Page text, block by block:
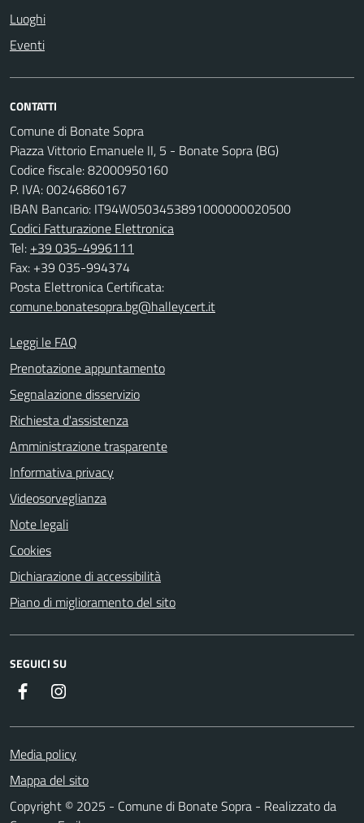
Luoghi
Eventi
CONTATTI
Comune di Bonate Sopra
Piazza Vittorio Emanuele II, 5 - Bonate Sopra (BG)
Codice fiscale: 82000950160
P. IVA: 00246860167
IBAN Bancario: IT94W0503453891000000020500
Codici Fatturazione Elettronica
Tel: +39 035-4996111
Fax: +39 035-994374
Posta Elettronica Certificata:
comune.bonatesopra.bg@halleycert.it
Leggi le FAQ
Prenotazione appuntamento
Segnalazione disservizio
Richiesta d'assistenza
Amministrazione trasparente
Informativa privacy
Videosorveglianza
Note legali
Cookies
Dichiarazione di accessibilità
Piano di miglioramento del sito
SEGUICI SU
Facebook
Media policy
Mappa del sito
Copyright © 2025 - Comune di Bonate Sopra - Realizzato da